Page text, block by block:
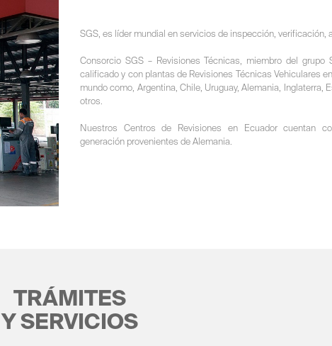
SGS, es líder mundial en servicios de inspección, verificación,
Consorcio SGS – Revisiones Técnicas, miembro del
calificado y con plantas de Revisiones Técnicas Vehiculares
mundo como, Argentina, Chile, Uruguay, Alemania, Inglaterra,
otros.
Nuestros Centros de Revisiones en Ecuador cuentan
generación provenientes de Alemania.
TRÁMITES
Y SERVICIOS